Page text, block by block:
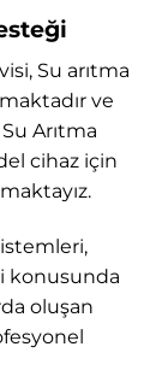
Su arıtma
ve
Arıtma
cihaz için
konusunda
oluşan